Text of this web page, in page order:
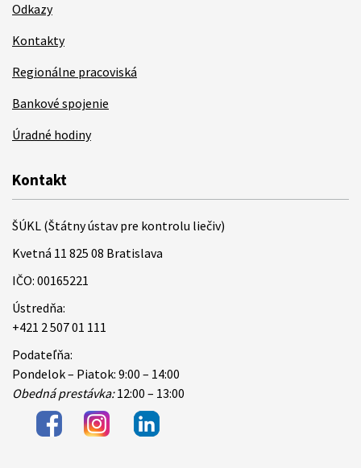
Odkazy
Kontakty
Regionálne pracoviská
Bankové spojenie
Úradné hodiny
Kontakt
ŠÚKL (Štátny ústav pre kontrolu liečiv)
Kvetná 11 825 08 Bratislava
IČO: 00165221
Ústredňa:
+421 2 507 01 111
Podateľňa:
Pondelok – Piatok: 9:00 – 14:00
Obedná prestávka:12:00 – 13:00